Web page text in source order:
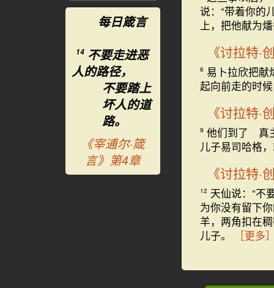
说：“带着你的
上，把他献为
《讨拉特·
6 易卜拉欣把献
起向前走的时
《讨拉特·
9 他们到了 真
儿子易司哈格
《讨拉特·
12 天仙说：“不
为你没有留下
羊，两角扣在
儿子。
［更多
每日箴言
14 不要走进恶
人的路径，
不要踏上
坏人的道
路。
《宰逋尔·箴
言》第4章